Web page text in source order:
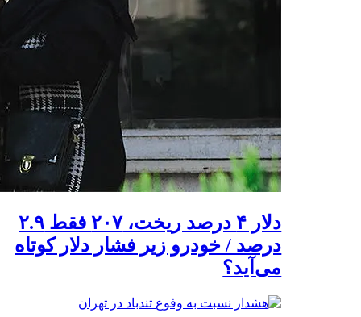
دلار ۴ درصد ریخت، ۲۰۷ فقط ۲.۹
درصد / خودرو زیر فشار دلار کوتاه
می‌آید؟